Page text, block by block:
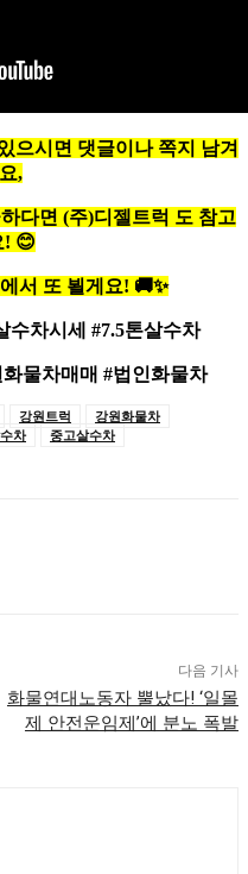
으시면 댓글이나 쪽지 남겨
,
다면 (주)디젤트럭 도 참고
! 😊
서 또 뵐게요! 🚚✨
수차시세 #7.5톤살수차
물차매매 #법인화물차
강원트럭
강원화물차
차
중고살수차
다음 기사
화물연대노동자 뿔났다! ‘일몰
제 안전운임제’에 분노 폭발